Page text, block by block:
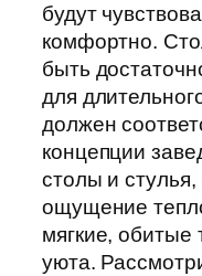
будут
комфортно.
быть
для
должен
концепции
столы и
ощущение
мягкие, обитые
уюта.